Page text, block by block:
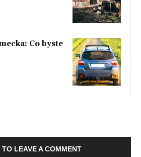
Co byste
LEAVE A COMMENT